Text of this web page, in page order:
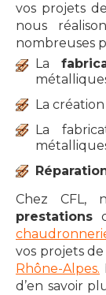
vos projets
nous
nombreuses
La
La
La
Chez CFL,
prestations
vos projets de
Rhône-Alpes.
d’en savoir